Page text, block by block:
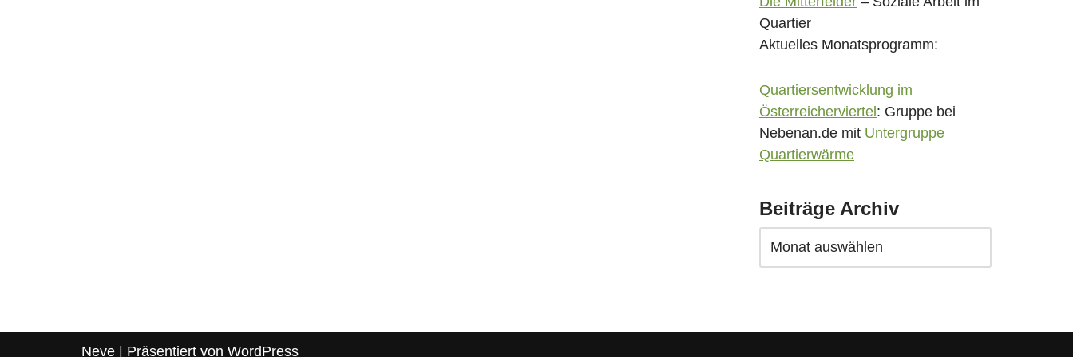
Quartier
Aktuelles Monatsprogramm:
Quartiersentwicklung im
Österreicherviertel : Gruppe bei
Nebenan.de mit Untergruppe
Quartierwärme
Beiträge Archiv
Neve | Präsentiert von WordPress